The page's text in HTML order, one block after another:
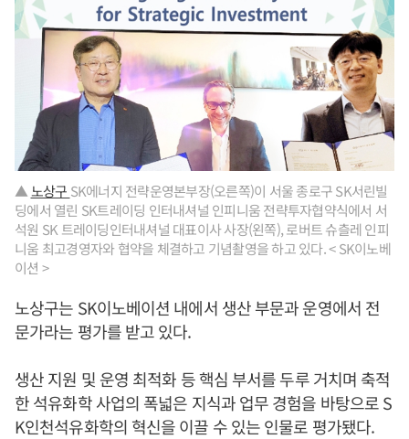
▲노상구 SK에너지 전략운영본부장(오른쪽)이 서울 종로구 SK서린빌
딩에서 열린 SK트레이딩 인터내셔널 인피니움 전략투자협약식에서 서
석원 SK 트레이딩인터내셔널 대표이사 사장(왼쪽), 로버트 슈츨레 인피
니움 최고경영자와 협약을 체결하고 기념촬영을 하고 있다. < SK이노베
이션 >
노상구는 SK이노베이션 내에서 생산 부문과 운영에서 전
문가라는 평가를 받고 있다.
생산 지원 및 운영 최적화 등 핵심 부서를 두루 거치며 축적
한 석유화학 사업의 폭넓은 지식과 업무 경험을 바탕으로 S
K인천석유화학의 혁신을 이끌 수 있는 인물로 평가됐다.